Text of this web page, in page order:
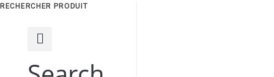
RECHERCHER PRODUIT